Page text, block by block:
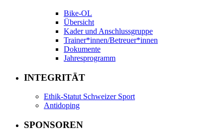
Bike-OL
Übersicht
Kader und Anschlussgruppe
Trainer*innen/Betreuer*innen
Dokumente
Jahresprogramm
INTEGRITÄT
Ethik-Statut Schweizer Sport
Antidoping
SPONSOREN